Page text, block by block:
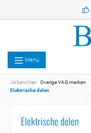
Menu
Je bent hier: Overige VAG merken
Elektrische delen
Elektrische delen